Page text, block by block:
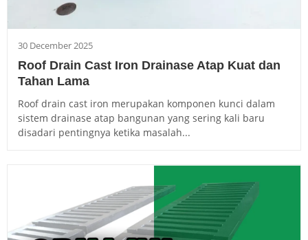
30 December 2025
Roof Drain Cast Iron Drainase Atap Kuat dan
Tahan Lama
Roof drain cast iron merupakan komponen kunci dalam
sistem drainase atap bangunan yang sering kali baru
disadari pentingnya ketika masalah...